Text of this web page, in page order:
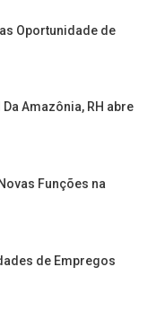
Oportunidade de
Da Amazônia, RH abre
Funções na
de Empregos